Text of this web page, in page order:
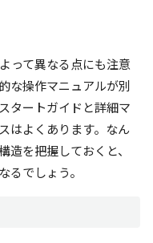
って異なる点にも注意
な操作マニュアルが別
タートガイドと詳細マ
はよくあります。なん
造を把握しておくと、
るでしょう。